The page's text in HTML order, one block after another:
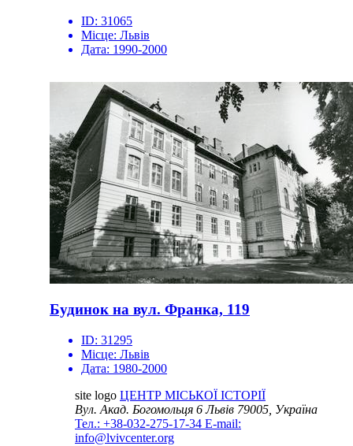
ID: 31065
Місце: Львів
Дата: 1990-2000
Будинок на вул. Франка, 119
ID: 31295
Місце: Львів
Дата: 1980-2000
site logo ЦЕНТР МІСЬКОЇ ІСТОРІЇ
Вул. Акад. Богомольця 6Львів 79005, Україна
Тел.: +38-032-275-17-34 E-mail:
info@lvivcenter.org